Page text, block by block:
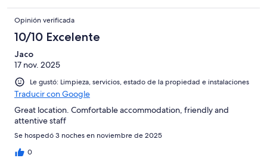
Opinión verificada
10/10 Excelente
Jaco
17 nov. 2025
Le gustó: Limpieza, servicios, estado de la propiedad e instalaciones
Traducir con Google
Great location. Comfortable accommodation, friendly and
attentive staff
Se hospedó 3 noches en noviembre de 2025
0